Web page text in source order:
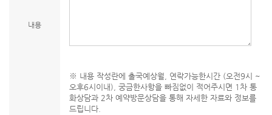
내용
※ 내용 작성란에 출국예상월, 연락가능한시간 (오전9시 ~
오후6시이내), 궁금한사항을 빠짐없이 적어주시면 1차 통
화상담과 2차 예약방문상담을 통해 자세한 자료와 정보를
드립니다.